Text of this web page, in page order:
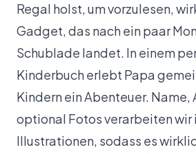
Regal holst, um vorzulesen,
Gadget, das nach ein paar
Schublade landet. In einem
Kinderbuch erlebt Papa
Kindern ein Abenteuer. Name,
optional Fotos verarbeiten wir
Illustrationen, sodass es